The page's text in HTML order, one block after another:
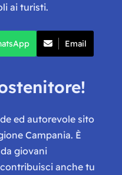
ai turisti.
Email
ed autorevole sito
Campania. È
giovani
anche tu